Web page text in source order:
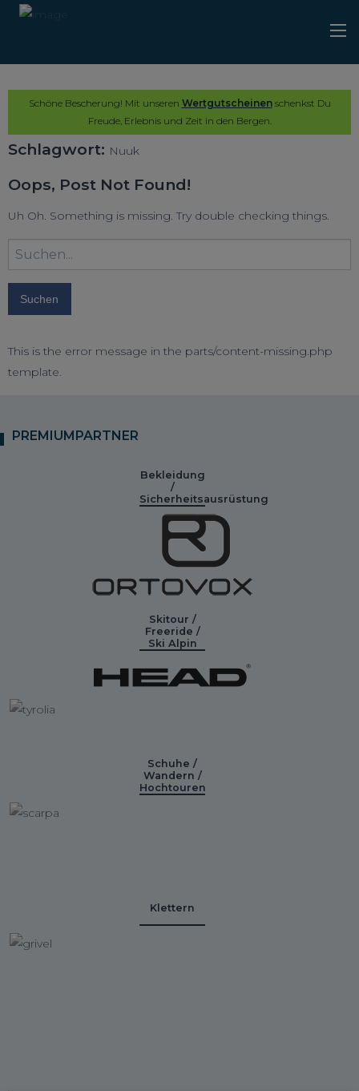
Schöne Bescherung! Mit unseren Wertgutscheinenschenkst Du
Freude, Erlebnis und Zeit in den Bergen.
Schlagwort: Nuuk
Oops, Post Not Found!
Uh Oh. Something is missing. Try double checking things.
Suchbegriff
eingeben:
This is the error message in the parts/content-missing.php
template.
PREMIUMPARTNER
Bekleidung
/
Sicherheitsausrüstung
Skitour /
Freeride /
Ski Alpin
Schuhe /
Wandern /
Hochtouren
Klettern